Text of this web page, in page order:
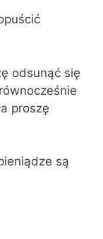
odsunąć się
proszę
są